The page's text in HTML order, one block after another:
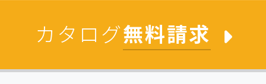
カタログ無料請求